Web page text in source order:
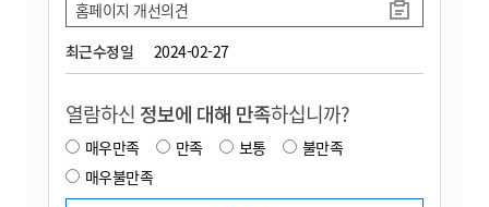
최근수정일 2024-02-27
홈페이지 개선의견
열람하신 정보에 대해 만족하십니까?
매우만족 만족 보통
불만족
매우불만족